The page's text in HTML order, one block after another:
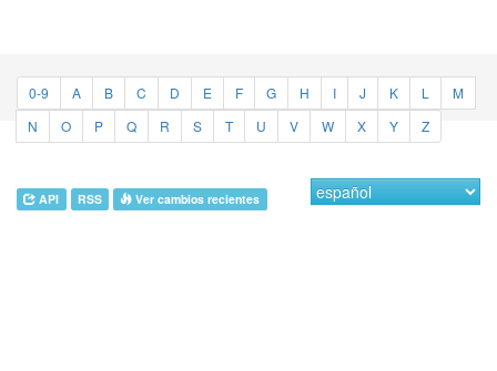
0-9 A B C D E F G H I J K L
M
N
O P Q R S T U V W X Y Z
API RSS Ver cambios recientes